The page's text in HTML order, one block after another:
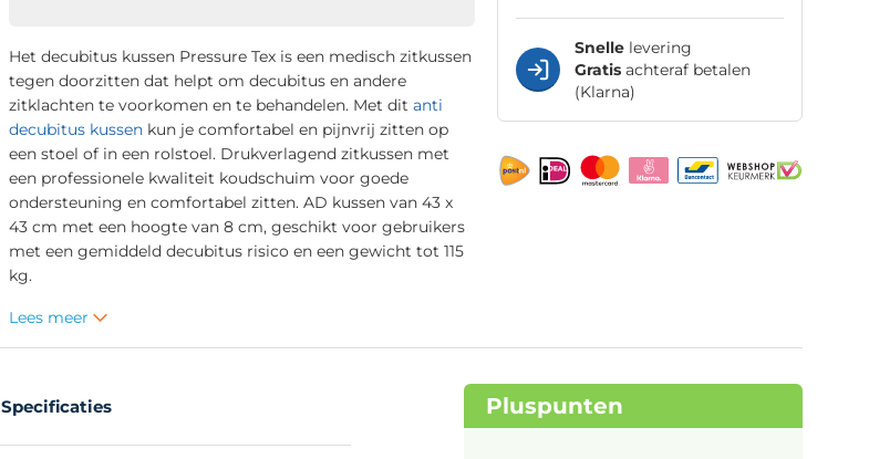
Het decubitus kussen Pressure Tex is een medisch zitkussen
tegen doorzitten dat helpt om decubitus en andere
zitklachten te voorkomen en te behandelen. Met dit anti
decubitus kussenkun je comfortabel en pijnvrij zitten op
een stoel of in een rolstoel. Drukverlagend zitkussen met
een professionele kwaliteit koudschuim voor goede
ondersteuning en comfortabel zitten. AD kussen van 43 x
43 cm met een hoogte van 8 cm, geschikt voor gebruikers
met een gemiddeld decubitus risico en een gewicht tot 115
kg.
Lees meer
Snellelevering
Gratisachteraf betalen
(Klarna)
Specificaties Pluspunten